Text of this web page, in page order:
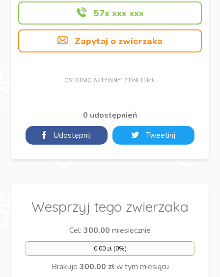
57x xxx xxx
Zapytaj o zwierzaka
OSTATNIO AKTYWNY: 2 DNI TEMU
0 udostępnień
Udostępnij
Tweetinj
Wesprzyj tego zwierzaka
Cel: 300.00 miesięcznie
0.00 zł (0%)
Brakuje 300.00 złw tym miesiącu